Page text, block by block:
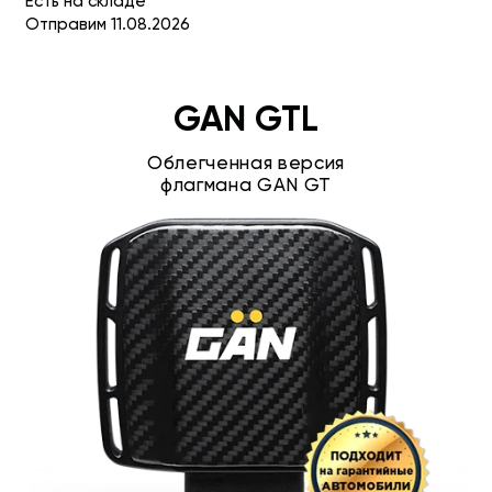
Отправим 11.08.2026
GAN GTL
Облегченная версия
флагмана GAN GT